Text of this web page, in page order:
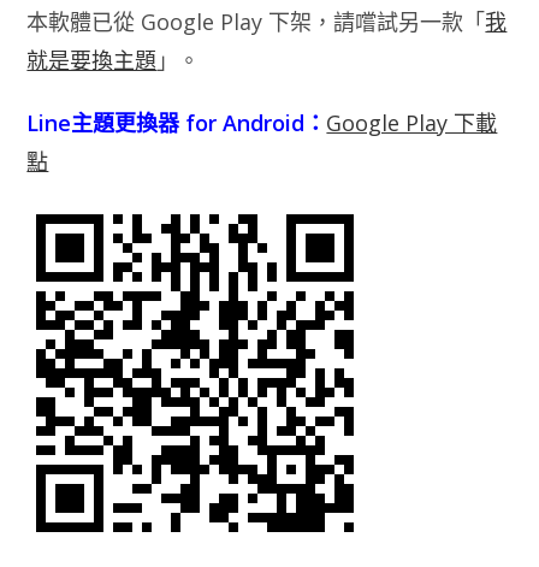
本軟體已從 Google Play 下架，請嚐試另一款「我
就是要換主題 」。
Line主題更換器 for Android： Google Play 下載
點